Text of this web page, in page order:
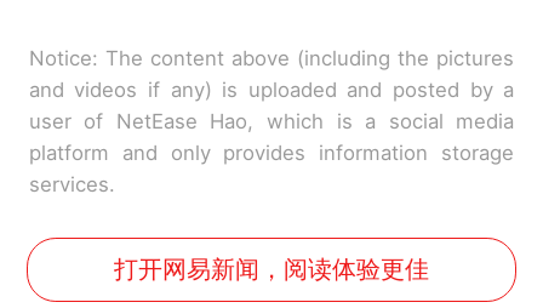
Notice: The content above (including the pictures
and videos if any) is uploaded and posted by a
user of NetEase Hao, which is a social media
platform and only provides information storage
services.
打开网易新闻，阅读体验更佳